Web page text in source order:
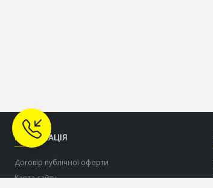
ІНФОРМАЦІЯ
Договір публічної оферти
Карта сайту